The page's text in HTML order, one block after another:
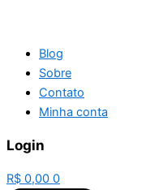
Blog
Sobre
Contato
Minha conta
Login
R$ 0,00 0